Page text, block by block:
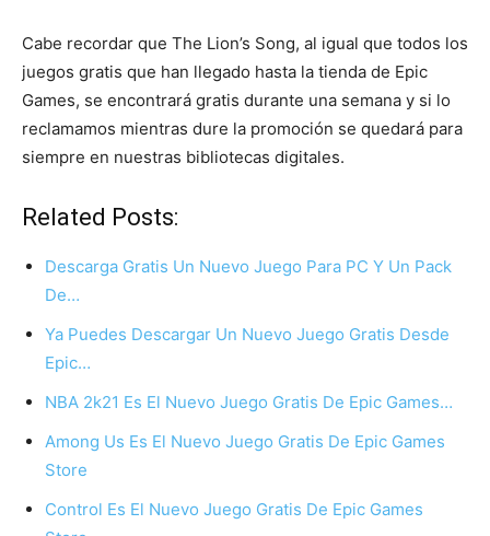
Cabe recordar que The Lion’s Song, al igual que todos los
juegos gratis que han llegado hasta la tienda de Epic
Games, se encontrará gratis durante una semana y si lo
reclamamos mientras dure la promoción se quedará para
siempre en nuestras bibliotecas digitales.
Related Posts:
Descarga Gratis Un Nuevo Juego Para PC Y Un Pack
De…
Ya Puedes Descargar Un Nuevo Juego Gratis Desde
Epic…
NBA 2k21 Es El Nuevo Juego Gratis De Epic Games…
Among Us Es El Nuevo Juego Gratis De Epic Games
Store
Control Es El Nuevo Juego Gratis De Epic Games